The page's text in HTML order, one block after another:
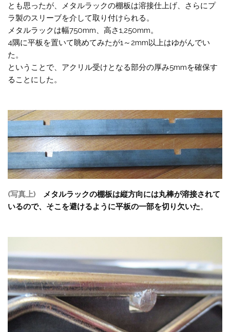
とも思ったが、メタルラックの棚板は溶接仕上げ、さらにプ
ラ製のスリーブを介して取り付けられる。
メタルラックは幅750mm、高さ1,250mm。
4隅に平板を置いて眺めてみたが1～2mm以上はゆがんでい
た。
ということで、アクリル受けとなる部分の厚み5mmを確保す
ることにした。
(写真上)
メタルラックの棚板は縦方向には丸棒が溶接されて
いるので、そこを避けるように平板の一部を切り欠いた。